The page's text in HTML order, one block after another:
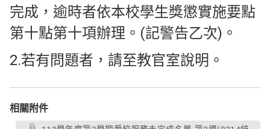
完成，逾時者依本校學生獎懲實施要點
第十點第十項辦理。(記警告乙次)。
2.若有問題者，請至教官室說明。
相關附件